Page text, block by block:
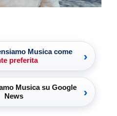
Musica come
preferita
›
Musica su Google
News
›